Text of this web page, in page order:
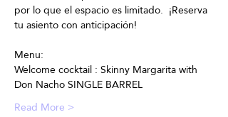
por lo que el espacio es limitado.  ¡Reserva
tu asiento con anticipación!
Menu:
Welcome cocktail : Skinny Margarita with
Don Nacho SINGLE BARREL
Read More >